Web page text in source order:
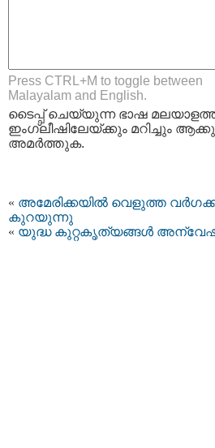
Press CTRL+M to toggle between
Malayalam and English.
ടൈപ്പ്‌ ചെയ്യുന്ന ഭാഷ
ഇംഗ്ലീഷിലേയ്ക്കും മറിച്ചും
അമര്‍ത്തുക.
« അമേരിക്കയില്‍ വെളുത്ത
കുറയുന്നു
« യുദ്ധ കുറ്റകൃത്യങ്ങൾ